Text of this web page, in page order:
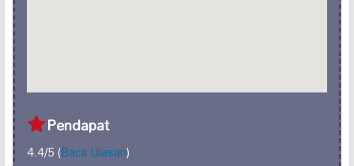
Pendapat
4.4/5 (Baca Ulasan)